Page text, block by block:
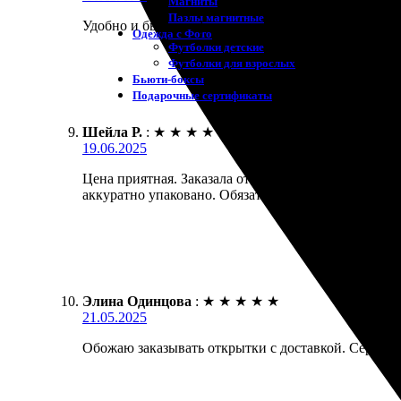
Пазлы магнитные
Одежда с Фото
Футболки детские
Футболки для взрослых
Бьюти-боксы
Подарочные сертификаты
Удобно и быстро оформлять заказы. Качественная
Шейла Р. : ★ ★ ★ ★ ★
19.06.2025
Цена приятная. Заказала открытки, всё очень
аккуратно упаковано. Обязательно вернусь за
Элина Одинцова : ★ ★ ★ ★ ★
21.05.2025
Обожаю заказывать открытки с доставкой.